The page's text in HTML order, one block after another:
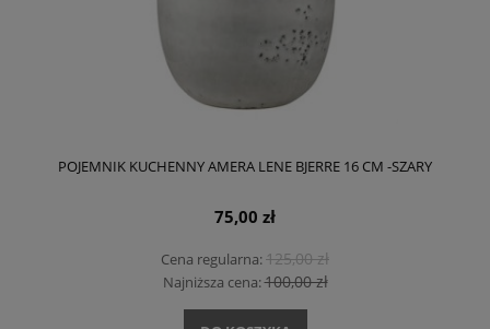
POJEMNIK KUCHENNY AMERA LENE BJERRE 16 CM -SZARY
75,00 zł
Cena regularna:125,00 zł
Najniższa cena:100,00 zł